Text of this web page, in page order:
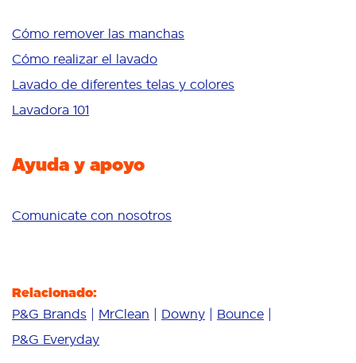
Colores brillantes
Sensible
Aditivos
Delicates
Cómo remover las manchas
Cómo realizar el lavado
Lavado de diferentes telas y colores
Lavadora 101
Ayuda y apoyo
Comunicate con nosotros
Relacionado:
P&G Brands MrClean Downy
Bounce
P&G Everyday